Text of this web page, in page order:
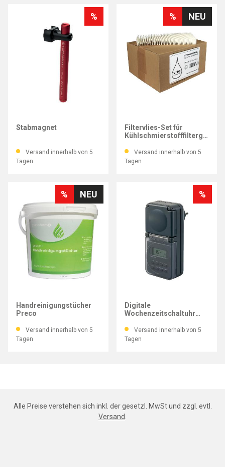
%
Stabmagnet
Versand innerhalb von 5
Tagen
NEU
%
Filtervlies-Set für
Kühlschmierstofffiltergerät
Versand innerhalb von 5
Tagen
NEU
%
Handreinigungstücher
Preco
Versand innerhalb von 5
Tagen
%
Digitale
Wochenzeitschaltuhr
Versand innerhalb von 5
Tagen
Alle Preise verstehen sich inkl. der gesetzl. MwSt und zzgl. evtl.
Versand